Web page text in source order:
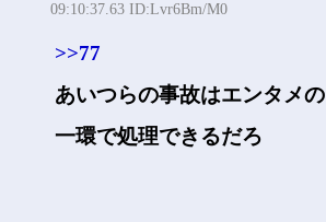
09:10:37.63 ID:Lvr6Bm/M0
>>77
あいつらの事故はエンタメの
一環で処理できるだろ